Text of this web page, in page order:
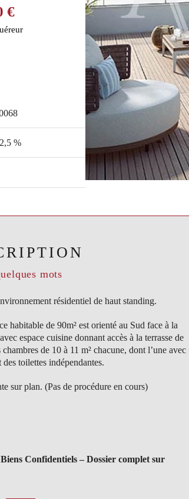
€
%
mots
résidentiel de haut standing.
habitable de 90m² est orienté au Sud face à la
espace cuisine donnant accès à la terrasse de
de 10 à 11 m² chacune, dont l’une avec
toilettes indépendantes.
sur plan. (Pas de procédure en cours)
Confidentiels – Dossier complet sur